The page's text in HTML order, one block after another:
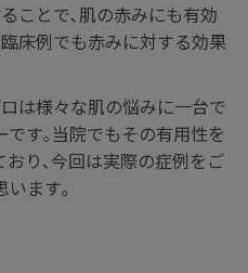
ことで､肌の赤みにも有効
床例でも赤みに対する効果
は様々な肌の悩みに一台で
す｡当院でもその有用性を
おり､今回は実際の症例をご
います｡